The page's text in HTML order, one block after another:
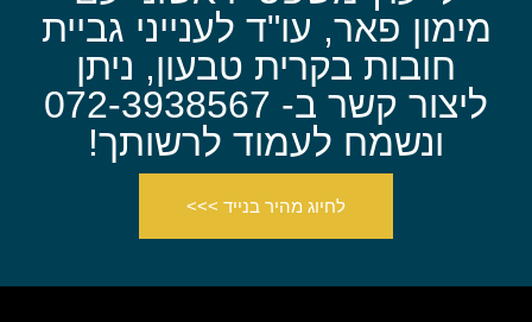
מימון פאר, עו"ד לענייני גביית
חובות בקרית טבעון, ניתן
ליצור קשר ב- 072-3938567
ונשמח לעמוד לרשותך!
לחיוג מהיר בנייד >>>